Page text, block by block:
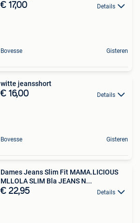
€ 17,00 Details
Bovesse Gisteren
witte jeansshort
€ 16,00 Details
Bovesse Gisteren
Dames Jeans Slim Fit MAMA.LICIOUS
MLLOLA SLIM Bla JEANS N...
€ 22,95 Details